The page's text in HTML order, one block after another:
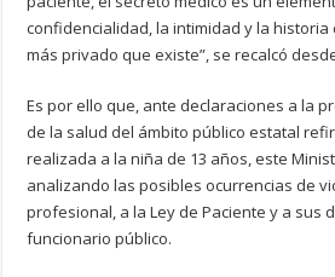
confidencialidad, la intimidad y la historia
más privado que existe”, se recalcó
Es por ello que, ante declaraciones a la
de la salud del ámbito público estatal
realizada a la niña de 13 años, este
analizando las posibles ocurrencias de
profesional, a la Ley de Paciente y a sus
funcionario público.